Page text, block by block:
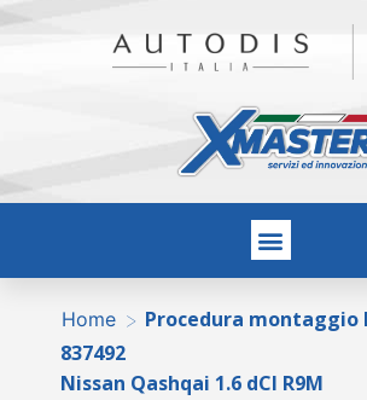
Home > Procedura montaggio
837492
Nissan Qashqai 1.6 dCI R9M